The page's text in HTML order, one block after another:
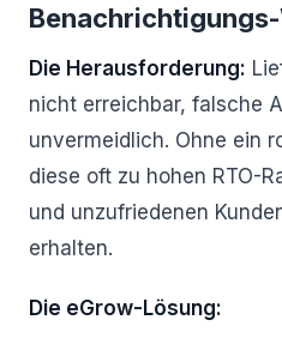
Die Herausforderung:
nicht erreichbar, falsche
unvermeidlich. Ohne ein
diese oft zu hohen RTO-
und unzufriedenen
erhalten.
Die eGrow-Lösung: